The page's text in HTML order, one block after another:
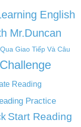
English
Mr.Duncan
Giao Tiếp Và Câu
Reading
Practice
Start Reading